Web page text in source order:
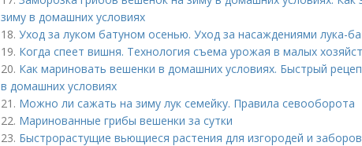
зиму в домашних условиях
18. Уход за луком батуном осенью. Уход за насаждениями лука-
19. Когда спеет вишня. Технология съема урожая в малых
20. Как мариновать вешенки в домашних условиях. Быстрый
в домашних условиях
21. Можно ли сажать на зиму лук семейку. Правила севооборота
22. Маринованные грибы вешенки за сутки
23. Быстрорастущие вьющиеся растения для изгородей и